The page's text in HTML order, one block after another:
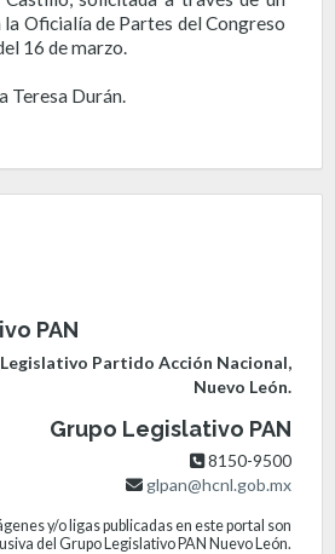
Oficialía de Partes del Congreso
16 de marzo.
Teresa Durán.
PAN
Partido Acción Nacional,
Nuevo León.
Grupo Legislativo PAN
8150-9500
glpan@hcnl.gob.mx
y/o ligas publicadas en este portal son
del Grupo Legislativo PAN Nuevo León.